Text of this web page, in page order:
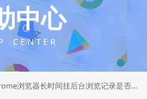
中心
C E N T E R
浏览器长时间挂后台浏览记录是否保存